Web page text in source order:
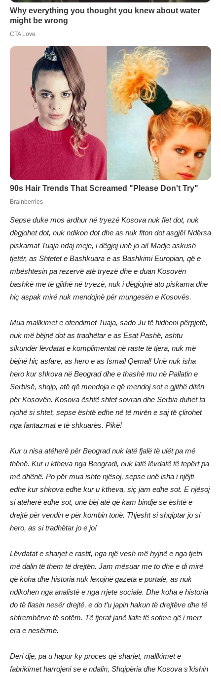
Sepse duke mos ardhur në tryezë Kosova nuk flet dot, nuk
dëgjohet dot, nuk ndikon dot dhe as nuk fiton dot asgjë! Ndërsa
piskamat Tuaja ndaj meje, i dëgjoj unë jo ai! Madje askush
tjetër, as Shtetet e Bashkuara e as Bashkimi Europian, që e
mbështesin pa rezervë atë tryezë dhe e duan Kosovën
bashkë me të gjithë në tryezë, nuk i dëgjojnë ato piskama dhe
hiç aspak mirë nuk mendojnë për mungesën e Kosovës.
Mua mallkimet e ofendimet Tuaja, sado Ju të hidheni përpjetë,
nuk më bëjnë dot as tradhëtar e as Esat Pashë, ashtu
sikundër lëvdatat e komplimentat në raste të tjera, nuk më
bëjnë hiç asfare, as hero e as Ismail Qemal! Unë nuk isha
hero kur shkova në Beograd dhe e thashë mu në Pallatin e
Serbisë, shqip, atë që mendoja e që mendoj sot e gjithë ditën
për Kosovën. Kosova është shtet sovran dhe Serbia duhet ta
njohë si shtet, sepse është edhe në të mirën e saj të çlirohet
nga fantazmat e të shkuarës. Pikë!
Kur u nisa atëherë për Beograd nuk latë fjalë të ulët pa më
thënë. Kur u ktheva nga Beogradi, nuk latë lëvdatë të tepërt pa
më dhënë. Po për mua ishte njësoj, sepse unë isha i njëjti
edhe kur shkova edhe kur u ktheva, siç jam edhe sot. E njësoj
si atëherë edhe sot, unë bëj atë që kam bindje se është e
drejtë për vendin e për kombin tonë. Thjesht si shqiptar jo si
hero, as si tradhëtar jo e jo!
Lëvdatat e sharjet e rastit, nga një vesh më hyjnë e nga tjetri
më dalin të them të drejtën. Jam mësuar me to dhe e di mirë
që koha dhe historia nuk lexojnë gazeta e portale, as nuk
ndikohen nga analistë e nga rrjete sociale. Dhe koha e historia
do të flasin nesër drejtë, e do t’u japin hakun të drejtëve dhe të
shtrembërve të sotëm. Të tjerat janë llafe të sotme që i merr
era e nesërme.
Deri dje, pa u hapur ky proces që sharjet, mallkimet e
fabrikimet harrojeni se e ndalin, Shqipëria dhe Kosova s’kishin